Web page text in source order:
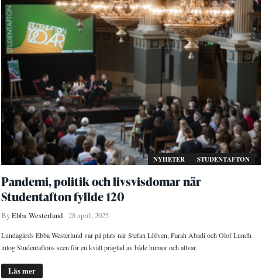
NYHETER STUDENTAFTON
Pandemi, politik och livsvisdomar när
Studentafton fyllde 120
ByEbba Westerlund 28 april, 2025
Lundagårds Ebba Westerlund var på plats när Stefan Löfven, Farah Abadi och Olof Lundh
intog Studentaftons scen för en kväll präglad av både humor och allvar.
Läs mer